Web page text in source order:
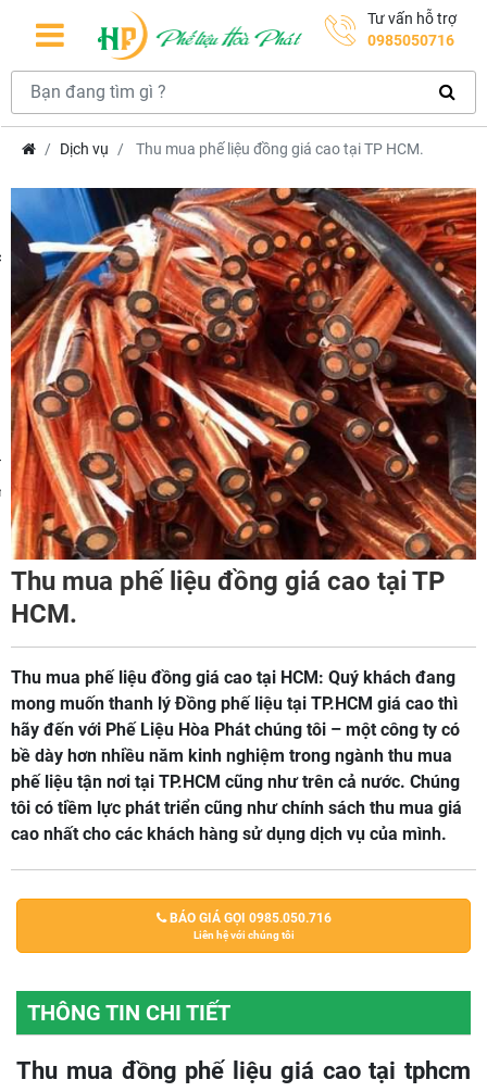
Tư vấn hỗ trợ
0985050716
Dịch vụ Thu mua phế liệu đồng giá cao tại TP HCM.
Thu mua phế liệu đồng giá cao tại TP
HCM.
Thu mua phế liệu đồng giá cao tại HCM: Quý khách đang
mong muốn thanh lý Đồng phế liệu tại TP.HCM giá cao thì
hãy đến với Phế Liệu Hòa Phát chúng tôi – một công ty có
bề dày hơn nhiều năm kinh nghiệm trong ngành thu mua
phế liệu tận nơi tại TP.HCM cũng như trên cả nước. Chúng
tôi có tiềm lực phát triển cũng như chính sách thu mua giá
cao nhất cho các khách hàng sử dụng dịch vụ của mình.
BÁO GIÁ GỌI 0985.050.716
Liên hệ với chúng tôi
THÔNG TIN CHI TIẾT
Thu mua đồng phế liệu giá cao tại tphcm